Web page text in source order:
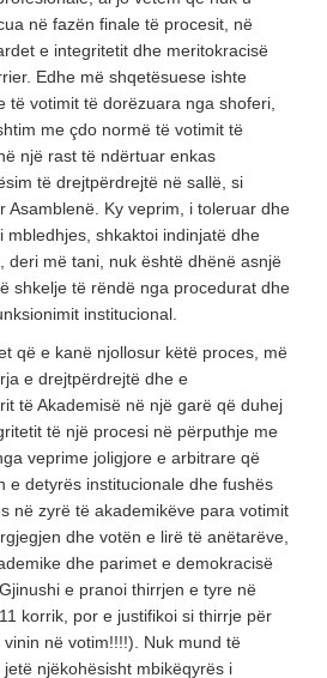
në fazën finale të procesit, në
e integritetit dhe meritokracisë
Edhe më shqetësuese ishte
të votimit të dorëzuara nga shoferi,
me çdo normë të votimit të
një rast të ndërtuar enkas
të drejtpërdrejtë në sallë, si
Asamblenë. Ky veprim, i toleruar dhe
mbledhjes, shkaktoi indinjatë dhe
deri më tani, nuk është dhënë asnjë
shkelje të rëndë nga procedurat dhe
institucional.
që e kanë njollosur këtë proces, më
e drejtpërdrejtë dhe e
të Akademisë në një garë që duhej
të një procesi në përputhje me
veprime joligjore e arbitrare që
e detyrës institucionale dhe fushës
në zyrë të akademikëve para votimit
dhe votën e lirë të anëtarëve,
dhe parimet e demokracisë
e pranoi thirrjen e tyre në
korrik, por e justifikoi si thirrje për
vinin në votim!!!!). Nuk mund të
njëkohësisht mbikëqyrës i